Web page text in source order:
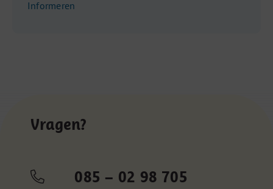
Informeren
Vragen?
085 – 02 98 705